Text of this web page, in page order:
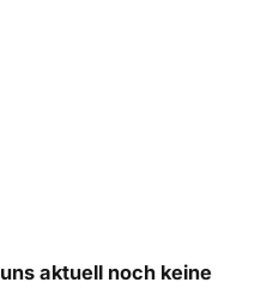
aktuell noch keine